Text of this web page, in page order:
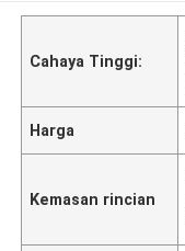
Cahaya Tinggi:
Harga
Kemasan rincian